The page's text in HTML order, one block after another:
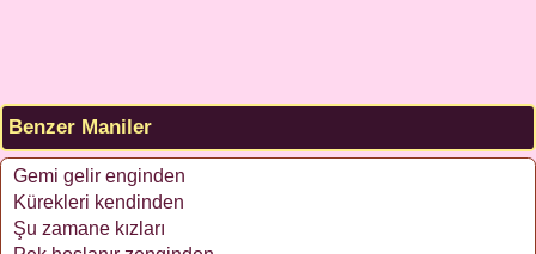
Benzer Maniler
Gemi gelir enginden
Kürekleri kendinden
Şu zamane kızları